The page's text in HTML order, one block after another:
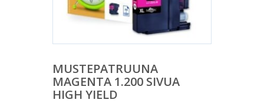
MUSTEPATRUUNA
MAGENTA 1.200 SIVUA
HIGH YIELD